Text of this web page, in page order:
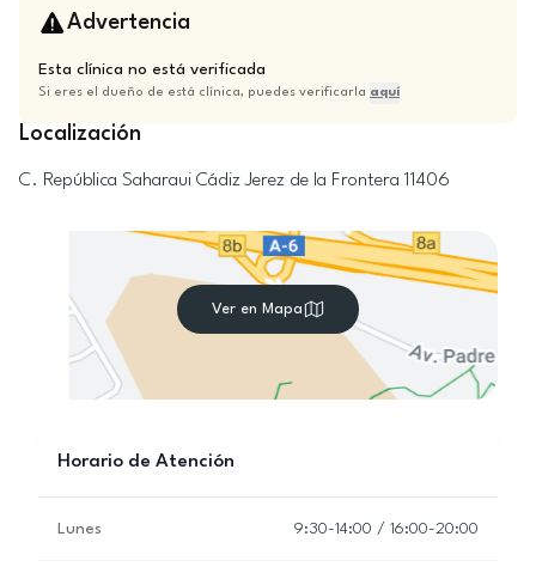
Advertencia
Esta clínica no está verificada
Si eres el dueño de está clínica, puedes verificarla aquí
Localización
C. República Saharaui Cádiz Jerez de la Frontera 11406
Ver en Mapa
Horario de Atención
Lunes 9:30-14:00 / 16:00-20:00